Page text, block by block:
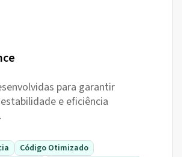
para garantir
e eficiência
Código Otimizado